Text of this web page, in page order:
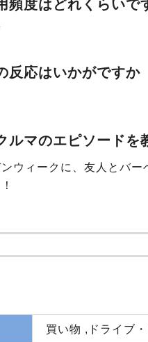
頻度はどれくらいで
反応はいかがですか
ルマのエピソードを
ウィークに、友人とバ
買い物 ,ドライブ